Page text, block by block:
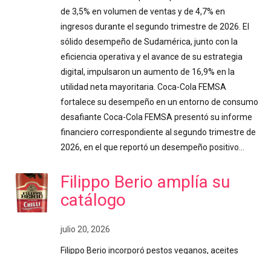
de 3,5% en volumen de ventas y de 4,7% en
ingresos durante el segundo trimestre de 2026. El
sólido desempeño de Sudamérica, junto con la
eficiencia operativa y el avance de su estrategia
digital, impulsaron un aumento de 16,9% en la
utilidad neta mayoritaria. Coca-Cola FEMSA
fortalece su desempeño en un entorno de consumo
desafiante Coca-Cola FEMSA presentó su informe
financiero correspondiente al segundo trimestre de
2026, en el que reportó un desempeño positivo…
Filippo Berio amplía su
catálogo
julio 20, 2026
Filippo Berio incorporó pestos veganos, aceites